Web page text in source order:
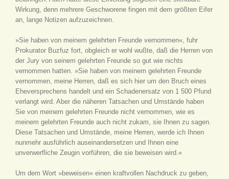
Wirkung, denn mehrere Geschworene fingen mit dem größten Eifer
an, lange Notizen aufzuzeichnen.
»Sie haben von meinem gelehrten Freunde vernommen«, fuhr
Prokurator Buzfuz fort, obgleich er wohl wußte, daß die Herren von
der Jury von seinem gelehrten Freunde so gut wie nichts
vernommen hatten. »Sie haben von meinem gelehrten Freunde
vernommen, meine Herren, daß es sich hier um den Bruch eines
Eheversprechens handelt und ein Schadenersatz von 1 500 Pfund
verlangt wird. Aber die näheren Tatsachen und Umstände haben
Sie von meinem gelehrten Freunde nicht vernommen, wie es
meinem gelehrten Freunde auch nicht zukam, sie Ihnen zu sagen.
Diese Tatsachen und Umstände, meine Herren, werde ich Ihnen
nunmehr ausführlich auseinandersetzen und Ihnen eine
unverwerfliche Zeugin vorführen, die sie beweisen wird.«
Um dem Wort »beweisen« einen kraftvollen Nachdruck zu geben,